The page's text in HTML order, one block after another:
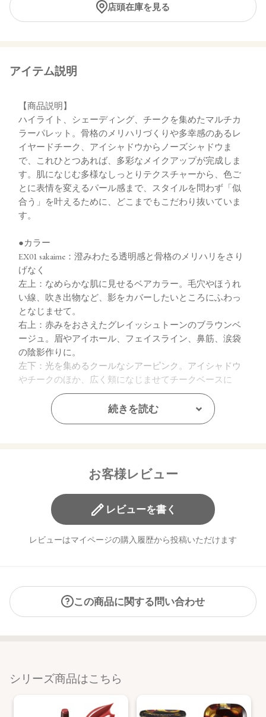
店頭在庫を見る
アイテム説明
【商品説明】
ハイライト、シェーディング、チークを集めたマルチカ
ラーパレット。骨格のメリハリづくりや多幸感のあるレ
イヤードチーク、アイシャドウからノーズシャドウま
で、これひとつあれば、多彩なメイクアップが完成しま
す。肌になじむ多様なしっとりテクスチャーから、色ご
とに表情を変えるパール感まで、スタイルを問わず「似
合う」を叶えるために、どこまでもこだわり抜いていま
す。
●カラー
EX01 sakaime：澄みわたる透明感と骨格のメリハリをさり
げなく
左上：なめらかな肌に見せるベアカラー。毛穴やほうれ
い線、吹き出物など、影をカバーしたいところにふわっ
となじませて。
右上：赤みをおさえたグレイッシュトーンのブラウンベ
ージュ。眉やアイホール、フェイスライン、鼻筋、涙袋
の陰影作りに。
左下：光を集めるクールなシアーピンク。アイシャドウ
やチークのほか、広く頬になじませてチークベースに
右下：ブルーとピンクのパールが瞬くアイシーブルー。
肌への密着感にこだわったむにむに質感です。ハイライ
EX02 kasanari：可愛くて凛とした、多幸感あふれる表情へ
左上：ほのかな赤みを含んだニュートラルなココアベー
ジュ。眉やフェイスライン、鼻筋の陰影作りに。
ピーチカラー。肌への密着感にこだわったむにむに質感
左下：ピュアな印象のクリアピンク。シアーなパールが
透明感を引き出します。右下のピンクとブレンドして、
【販売名】
トーン レイヤード ペタル パレット EX02
続きを読む
お客様レビュー
レビューを書く
レビューはマイページの購入履歴から投稿いただけます
この商品に関する問い合わせ
シリーズ商品はこちら